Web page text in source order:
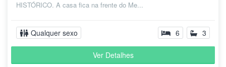
HISTÓRICO. A casa fica na frente do Me...
Qualquer sexo 6 3
Ver Detalhes